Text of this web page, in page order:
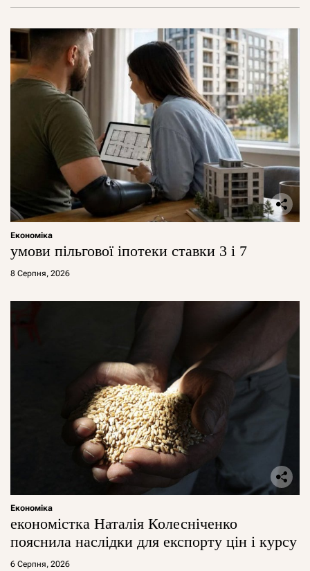
Економіка
умови пільгової іпотеки ставки 3 і 7
8 Серпня, 2026
Економіка
економістка Наталія Колесніченко
пояснила наслідки для експорту цін і курсу
6 Серпня, 2026